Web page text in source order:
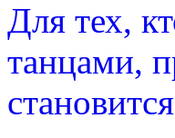
Для тех,
танцами,